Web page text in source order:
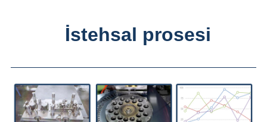
İstehsal prosesi